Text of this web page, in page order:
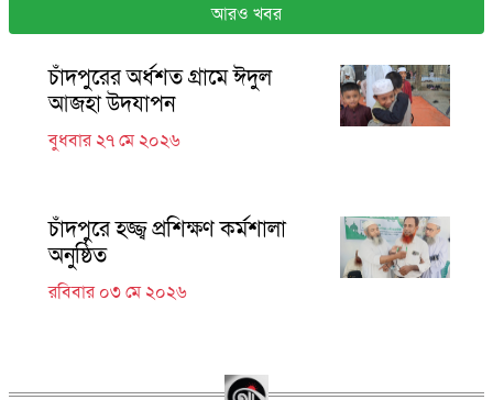
আরও খবর
চাঁদপুরের অর্ধশত গ্রামে ঈদুল
আজহা উদযাপন
বুধবার ২৭ মে ২০২৬
চাঁদপুরে হজ্জ্ব প্রশিক্ষণ কর্মশালা
অনুষ্ঠিত
রবিবার ০৩ মে ২০২৬